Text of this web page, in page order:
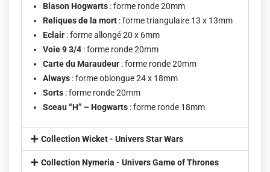
Blason Hogwarts : forme ronde 20mm
Reliques de la mort : forme triangulaire 13 x 13mm
Eclair : forme allongé 20 x 6mm
Voie 9 3/4 : forme ronde 20mm
Carte du Maraudeur : forme ronde 20mm
Always : forme oblongue 24 x 18mm
Sorts : forme ronde 20mm
Sceau “H” – Hogwarts : forme ronde 18mm
Collection Wicket - Univers Star Wars
Collection Nymeria - Univers Game of Thrones